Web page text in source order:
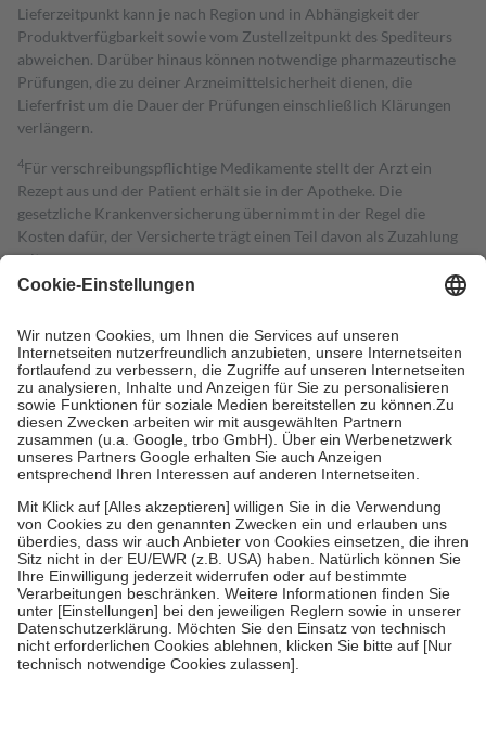
Lieferzeitpunkt kann je nach Region und in Abhängigkeit der
Produktverfügbarkeit sowie vom Zustellzeitpunkt des Spediteurs
abweichen. Darüber hinaus können notwendige pharmazeutische
Prüfungen, die zu deiner Arzneimittelsicherheit dienen, die
Lieferfrist um die Dauer der Prüfungen einschließlich Klärungen
verlängern.
4Für verschreibungspflichtige Medikamente stellt der Arzt ein
Rezept aus und der Patient erhält sie in der Apotheke. Die
gesetzliche Krankenversicherung übernimmt in der Regel die
Kosten dafür, der Versicherte trägt einen Teil davon als Zuzahlung
mit.
Grundsätzlich leisten Mitglieder Zuzahlungen in Höhe von zehn
höchstens zehn Euro.
Es sind jedoch nie mehr als die tatsächlichen
Kosten der Leistung zu entrichten.
Diese Regeln gelten grundsätzlich auch für Online-Apotheken.
Bei Heilmitteln und häuslicher Krankenpflege beträgt die
Zuzahlung zehn Prozent der Kosten sowie zehn Euro je
Verordnung.
Um das Engagement der Versicherten für ihre eigene Gesundheit zu
stärken und die besondere Stellung der Familie zu unterstützen,
fallenkeine Zuzahlungenan bei:
• Kindern und Jugendlichen bis zum vollendeten 18. Lebensjahr
mit Ausnahme der Fahrkosten
• Untersuchungen zur Vorsorge und Früherkennung, die von der
GKV getragen werden
• empfohlenen Schutzimpfungen
• Harn- und Blutteststreifen